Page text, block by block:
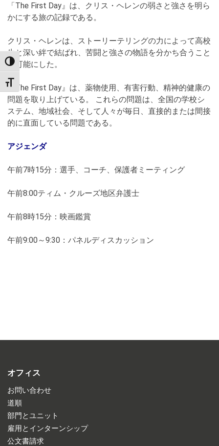
TOGGLE HIGH CONTRAST
TOGGLE FONT SIZE
「The First Day』は、クリス・ヘレンの弱さと強さを明ら
かにする旅の記録である。
クリス・ヘレンは、ストーリーテリングの力によって高校
生と深い絆で結ばれ、苦闘と強さの物語を分かち合うこと
を可能にした。
「The First Day』は、薬物使用、有害行動、精神的健康の
問題を取り上げている。 これらの問題は、全国の学校シ
ステム、地域社会、そして人々が毎日、直接的または間接
的に直面している問題である。
アジェンダ
午前7時15分：選手、コーチ、保護者ミーティング
午前8:00ティム・クルーズ地区弁護士
午前8時15分：映画鑑賞
午前9:00～9:30：パネルディスカッション
オフィス
お問い合わせ
道順
部門とユニット
雇用とインターンシップ
公文書請求